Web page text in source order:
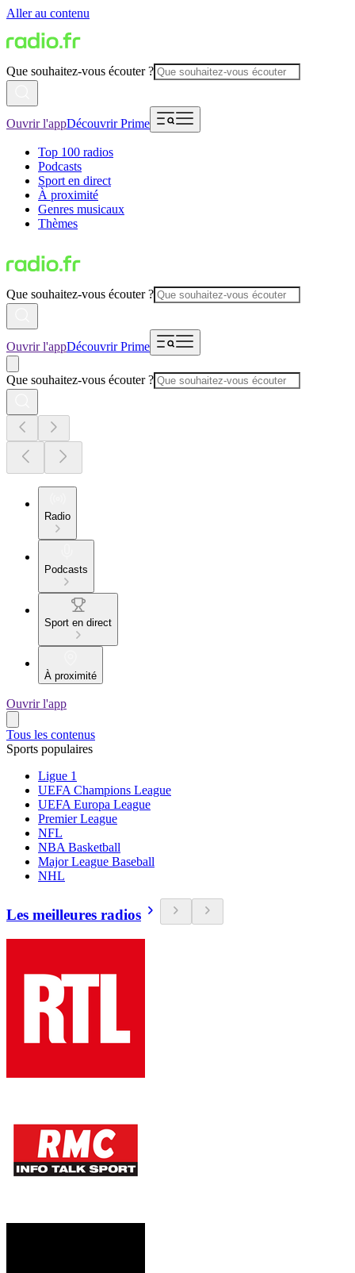
Aller au contenu
Que souhaitez-vous écouter ?
Ouvrir l'appDécouvrir Prime
Top 100 radios
Podcasts
Sport en direct
À proximité
Genres musicaux
Thèmes
Que souhaitez-vous écouter ?
Ouvrir l'appDécouvrir Prime
Que souhaitez-vous écouter ?
Radio
Podcasts
Sport en direct
À proximité
Ouvrir l'app
Tous les contenus
Sports populaires
Ligue 1
UEFA Champions League
UEFA Europa League
Premier League
NFL
NBA Basketball
Major League Baseball
NHL
Les meilleures radios